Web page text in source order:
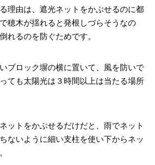
理由は、遮光ネットをかぶせるのに都
穂木が揺れると発根しづらそうなの
れるのを防ぐためです。
ブロック塀の横に置いて、風を防いで
ても太陽光は３時間以上は当たる場所
ットをかぶせるだけだと、雨でネット
ないように細い支柱を使い下からネッ